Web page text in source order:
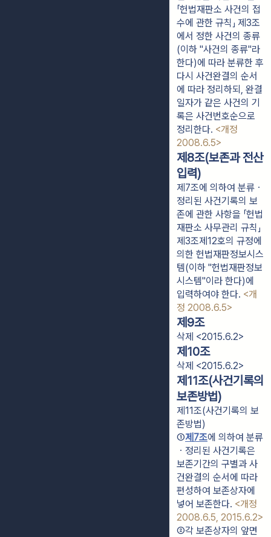
「헌법재판소 사건의 접
수에 관한 규칙」 제3조
에서 정한 사건의 종류
(이하 "사건의 종류"라
한다)에 따라 분류한 후
다시 사건완결의 순서
에 따라 정리하되, 완결
일자가 같은 사건의 기
록은 사건번호순으로
정리한다. <개정
2008.6.5>
제8조(보존과 전산
입력)
제7조에 의하여 분류ㆍ
정리된 사건기록의 보
존에 관한 사항을 「헌법
재판소 사무관리 규칙」
제3조제12호의 규정에
의한 헌법재판정보시스
템(이하 "헌법재판정보
시스템"이라 한다)에
입력하여야 한다. <개
정 2008.6.5>
제9조
삭제 <2015.6.2>
제10조
삭제 <2015.6.2>
제11조(사건기록의
보존방법)
제11조(사건기록의 보
존방법)
①제7조에 의하여 분류
ㆍ정리된 사건기록은
보존기간의 구별과 사
건완결의 순서에 따라
편성하여 보존상자에
넣어 보존한다. <개정
2008.6.5, 2015.6.2>
②각 보존상자의 앞면